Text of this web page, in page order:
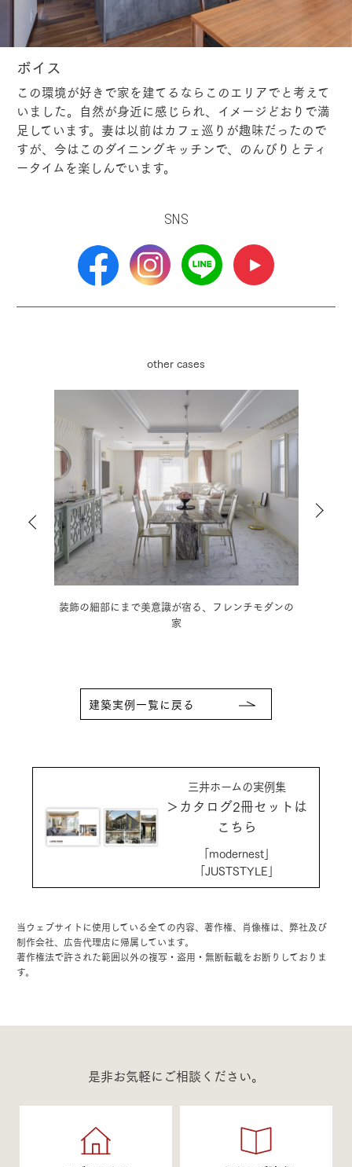
ボイス
この環境が好きで家を建てるならこのエリアでと考えて
いました。自然が身近に感じられ、イメージどおりで満
足しています。妻は以前はカフェ巡りが趣味だったので
すが、今はこのダイニングキッチンで、のんびりとティ
ータイムを楽しんでいます。
SNS
other cases
木の温もりに和の趣を取り入れた、情緒豊かな3階建
住宅
建築実例一覧に戻る
三井ホームの実例集
＞カタログ2冊セットは
こちら
「modernest」
「JUSTSTYLE」
当ウェブサイトに使用している全ての内容、著作権、肖像権は、弊社及び
制作会社、広告代理店に帰属しています。
著作権法で許された範囲以外の複写・盗用・無断転載をお断りしておりま
す。
是非お気軽にご相談ください。